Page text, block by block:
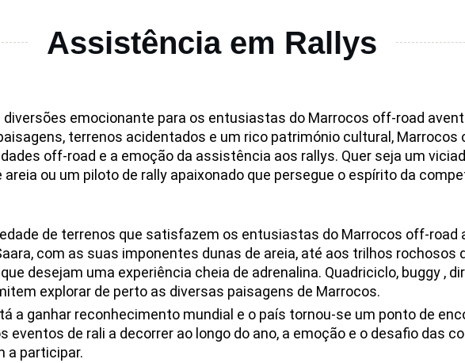
Assistência em Rallys
diversões emocionante para os entusiastas do Marrocos off-road
terrenos acidentados e um rico património cultural, Marrocos
off-road e a emoção da assistência aos rallys. Quer seja um
ou um piloto de rally apaixonado que persegue o espírito da
de terrenos que satisfazem os entusiastas do Marrocos off-road
com as suas imponentes dunas de areia, até aos trilhos rochosos
desejam uma experiência cheia de adrenalina. Quadriciclo, buggy ,
explorar de perto as diversas paisagens de Marrocos.
a ganhar reconhecimento mundial e o país tornou-se um ponto de
eventos de rali a decorrer ao longo do ano, a emoção e o desafio das
a participar.